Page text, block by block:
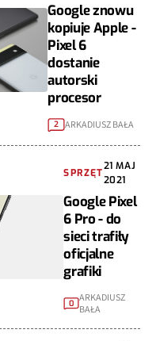
Google znowu
kopiuje Apple -
Pixel 6
dostanie
autorski
procesor
2 ARKADIUSZ BAŁA
SPRZĘT
21 MAJ
2021
Google Pixel
6 Pro - do
sieci trafiły
oficjalne
grafiki
0 ARKADIUSZ
BAŁA